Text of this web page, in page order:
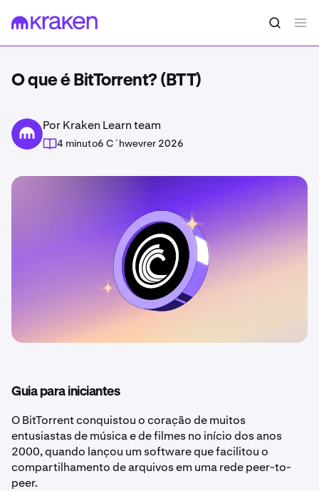
O que é BitTorrent? (BTT)
Por Kraken Learn team
4 minuto6 Cʼhwevrer 2026
Guia para iniciantes
O BitTorrent conquistou o coração de muitos
entusiastas de música e de filmes no início dos anos
2000, quando lançou um software que facilitou o
compartilhamento de arquivos em uma rede peer-to-
peer.